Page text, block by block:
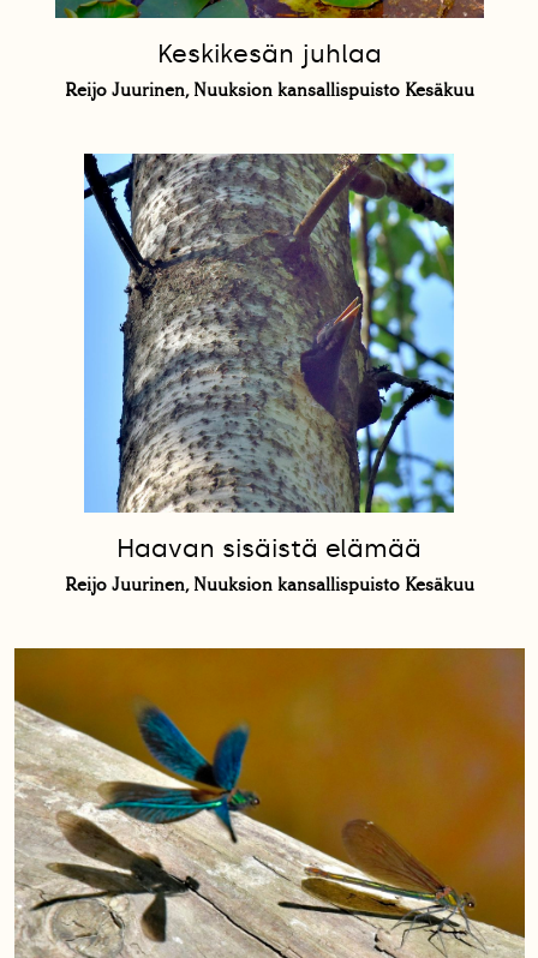
Keskikesän juhlaa
Reijo Juurinen, Nuuksion kansallispuisto Kesäkuu
Haavan sisäistä elämää
Reijo Juurinen, Nuuksion kansallispuisto Kesäkuu